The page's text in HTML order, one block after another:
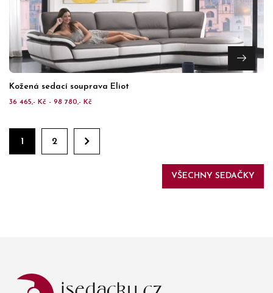
Kožená sedací souprava Eliot
36 465,- Kč - 98 780,- Kč
1 2
VŠECHNY SEDAČKY